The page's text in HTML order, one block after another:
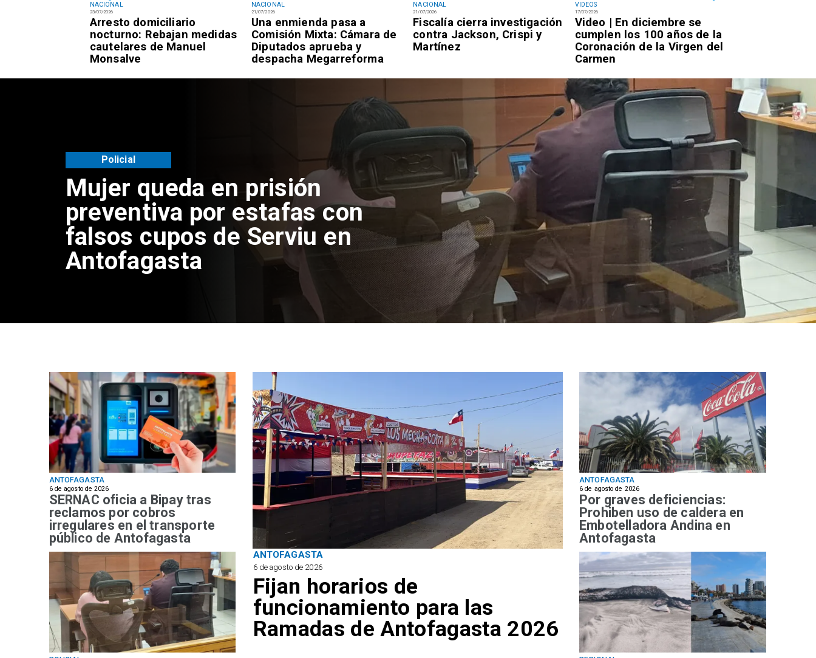
NACIONAL
23/07/2026
Arresto domiciliario
nocturno: Rebajan medidas
cautelares de Manuel
Monsalve
NACIONAL
21/07/2026
Una enmienda pasa a
Comisión Mixta: Cámara de
Diputados aprueba y
despacha Megarreforma
NACIONAL
21/07/2026
Fiscalía cierra investigación
contra Jackson, Crispi y
Martínez
VIDEOS
17/07/2026
Video | En diciembre se
cumplen los 100 años de la
Coronación de la Virgen del
Carmen
Video | Choferes del
TransAntofagasta piden sistema
mixto de pago
Videos
ANTOFAGASTA
6 de agosto de 2026
SERNAC oficia a Bipay tras
reclamos por cobros
irregulares en el transporte
público de Antofagasta
ANTOFAGASTA
6 de agosto de 2026
Fijan horarios de
funcionamiento para las
Ramadas de Antofagasta 2026
ANTOFAGASTA
6 de agosto de 2026
Por graves deficiencias:
Prohiben uso de caldera en
Embotelladora Andina en
Antofagasta